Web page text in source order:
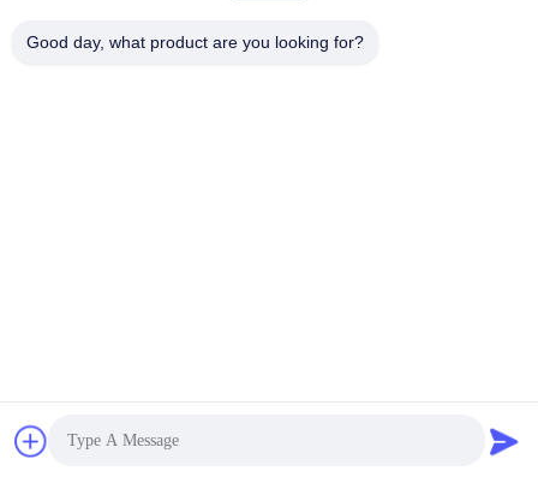
Proveedor. © de Copyright 2023-2025 Wisdtech Technology Co.,Limited .
Good day, what product are you looking for?